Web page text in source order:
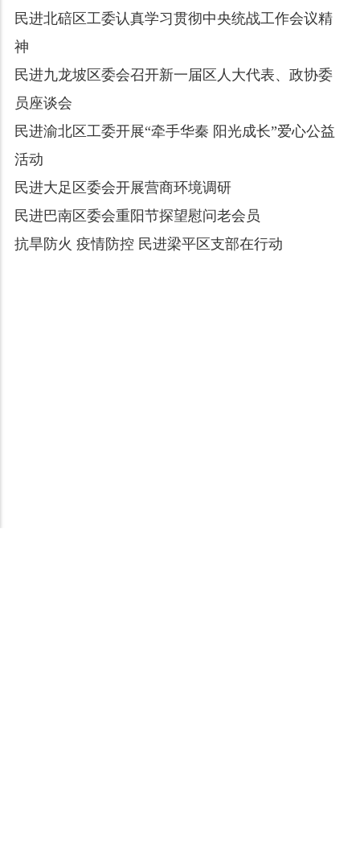
民进北碚区工委认真学习贯彻中央统战工作会议精
神
民进九龙坡区委会召开新一届区人大代表、政协委
员座谈会
民进渝北区工委开展“牵手华秦 阳光成长”爱心公益
活动
民进大足区委会开展营商环境调研
民进巴南区委会重阳节探望慰问老会员
抗旱防火 疫情防控 民进梁平区支部在行动